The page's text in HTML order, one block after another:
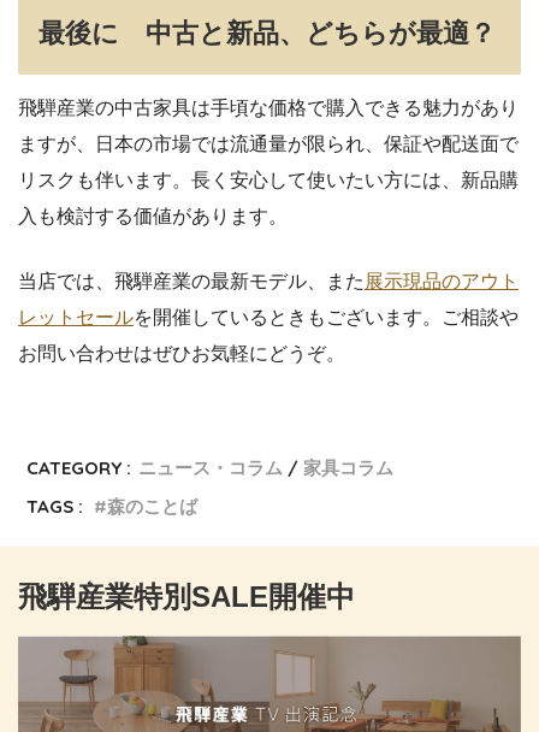
最後に 中古と新品、どちらが最適？
飛騨産業の中古家具は手頃な価格で購入できる魅力があり
ますが、日本の市場では流通量が限られ、保証や配送面で
リスクも伴います。長く安心して使いたい方には、新品購
入も検討する価値があります。
当店では、飛騨産業の最新モデル、また 展示現品のアウト
レットセールを開催しているときもございます。ご相談や
お問い合わせはぜひお気軽にどうぞ。
CATEGORY : ニュース・コラム
家具コラム
TAGS :
森のことば
飛騨産業特別SALE開催中